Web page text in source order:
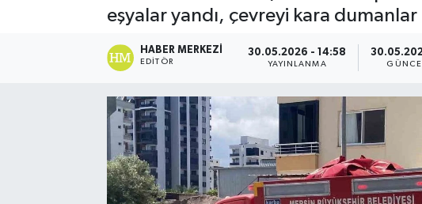
eşyalar yandı, çevreyi kara dumanlar
HABER MERKEZI
EDITÖR
30.05.2026 - 14:58
YAYINLANMA